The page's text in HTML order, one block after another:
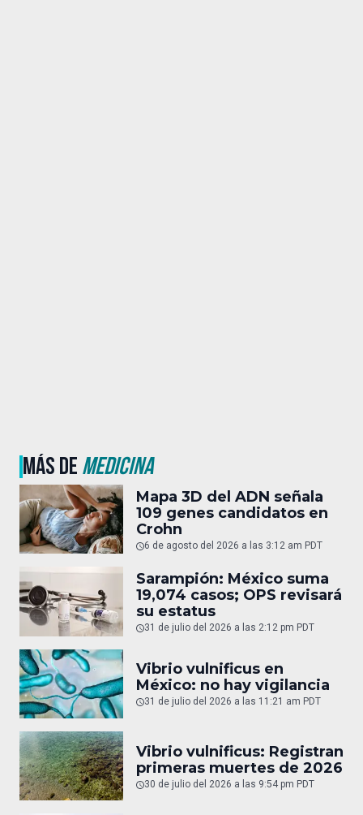
MÁS DEMEDICINA
Mapa 3D del ADN señala
109 genes candidatos en
Crohn
6 de agosto del 2026 a las 3:12 am PDT
Sarampión: México suma
19,074 casos; OPS revisará
su estatus
31 de julio del 2026 a las 2:12 pm PDT
Vibrio vulnificus en
México: no hay vigilancia
31 de julio del 2026 a las 11:21 am PDT
Vibrio vulnificus: Registran
primeras muertes de 2026
30 de julio del 2026 a las 9:54 pm PDT